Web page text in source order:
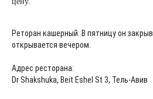
Реторан кашерный. В пятницу он
открывается вечером.
Адрес ресторана:
Dr Shakshuka, Beit Eshel St 3, Тель-Авив